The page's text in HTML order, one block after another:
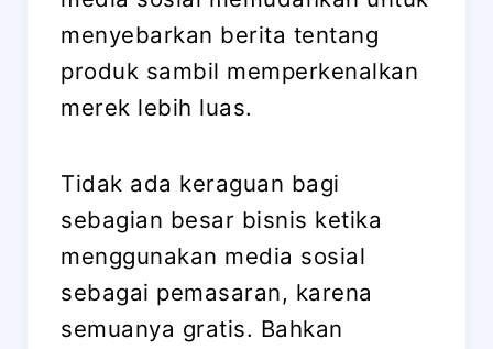
menyebarkan berita tentang
produk sambil memperkenalkan
merek lebih luas.
Tidak ada keraguan bagi
sebagian besar bisnis ketika
menggunakan media sosial
sebagai pemasaran, karena
semuanya gratis. Bahkan